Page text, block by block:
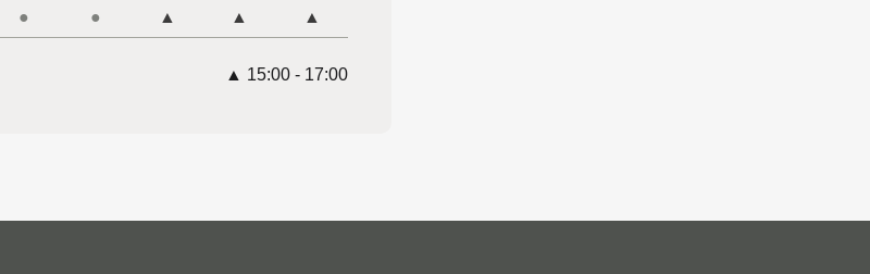
● ● ▲ ▲ ▲
▲ 15:00 - 17:00